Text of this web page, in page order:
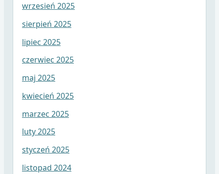
wrzesień 2025
sierpień 2025
lipiec 2025
czerwiec 2025
maj 2025
kwiecień 2025
marzec 2025
luty 2025
styczeń 2025
listopad 2024